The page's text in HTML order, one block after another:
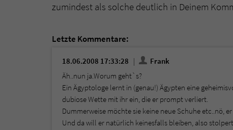
zumindest als solche deutlich in Deinem
Letzte Kommentare:
18.06.2008 17:33:28
Frank
Äh..nun ja.Worum geht`s?
Ein Ägyptologe lernt in (genau!) Ägypten eine
dubiose Wette mit ihr ein, die er prompt verliert.
Dummerweise möchte sie keine neue Schuhe etc..nö,
Und da will er natürlich keinesfalls bleiben, also